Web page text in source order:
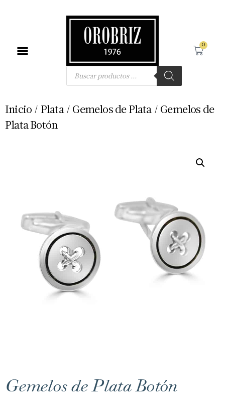
0
Inicio / Plata / Gemelos de Plata / Gemelos de
Plata Botón
Gemelos de Plata Botón